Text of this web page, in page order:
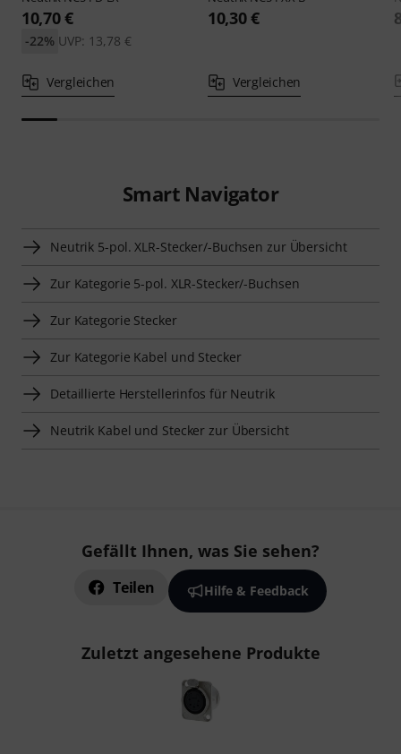
10,70 €
UVP: 13,78 €
-22%
Vergleichen
10,30 €
Vergleichen
Smart Navigator
Neutrik 5-pol. XLR-Stecker/-Buchsen zur Übersicht
Zur Kategorie 5-pol. XLR-Stecker/-Buchsen
Zur Kategorie Stecker
Zur Kategorie Kabel und Stecker
Detaillierte Herstellerinfos für Neutrik
Neutrik Kabel und Stecker zur Übersicht
Gefällt Ihnen, was Sie sehen?
Teilen Hilfe & Feedback
Zuletzt angesehene Produkte